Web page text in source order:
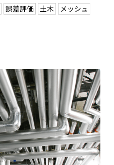
誤差評価 土木
メッシュ